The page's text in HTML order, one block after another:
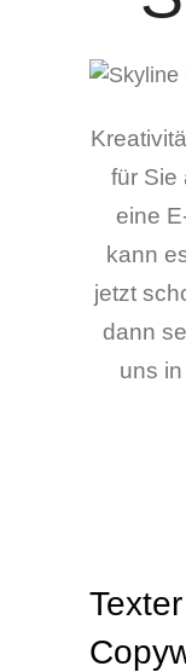
für Sie
eine
kann
jetzt
dann
uns